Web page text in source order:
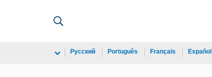
Español
Français
Português
Русский